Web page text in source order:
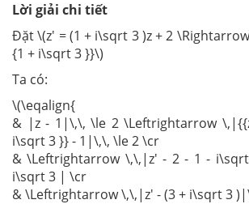
Lời giải chi tiết
Đặt \(z' = (1 + i\sqrt 3 )z + 2
{1 + i\sqrt 3 }}\)
Ta có:
\(\eqalign{
& |z - 1|\,\, \le 2 \Leftrightarrow
i\sqrt 3 }} - 1|\,\, \le 2 \cr
& \Leftrightarrow \,\,|z' - 2 - 1 -
i\sqrt 3 | \cr
& \Leftrightarrow \,\,|z' - (3 + i\sqrt 3